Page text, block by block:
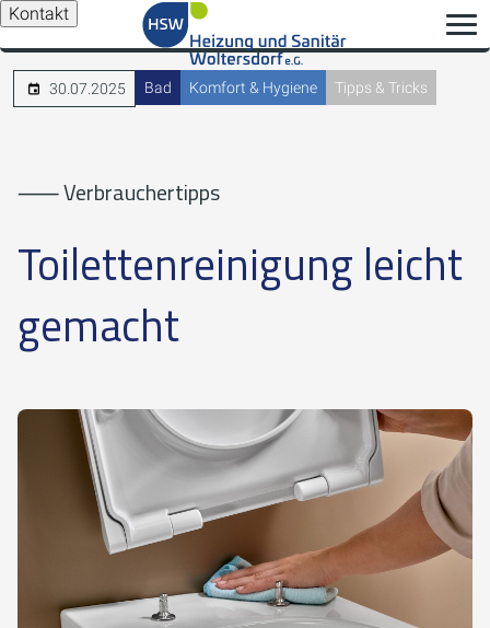
Kontakt
30.07.2025 Bad Komfort & Hygiene Tipps & Tricks
⸺ Verbrauchertipps
Toilettenreinigung leicht
gemacht